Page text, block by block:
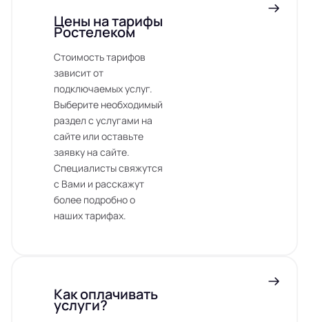
Цены на тарифы
Ростелеком
Стоимость тарифов
зависит от
подключаемых услуг.
Выберите необходимый
раздел с услугами на
сайте или оставьте
заявку на сайте.
Специалисты свяжутся
с Вами и расскажут
более подробно о
наших тарифах.
Как оплачивать
услуги?